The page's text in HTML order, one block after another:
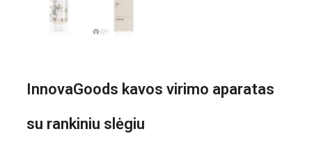
InnovaGoods kavos virimo aparatas
su rankiniu slėgiu